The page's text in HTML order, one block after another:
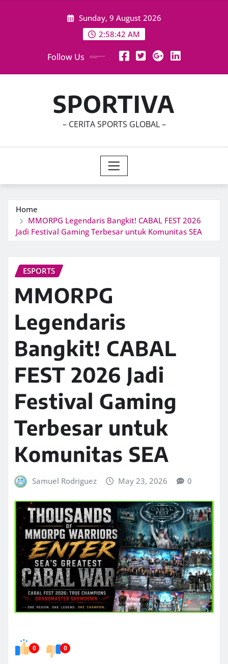
Sunday, 9 August 2026
2:58:43 AM
Follow Us
SPORTIVA
– CERITA SPORTS GLOBAL –
Home
MMORPG Legendaris Bangkit! CABAL FEST 2026
Jadi Festival Gaming Terbesar untuk Komunitas SEA
ESPORTS
MMORPG
Legendaris
Bangkit! CABAL
FEST 2026 Jadi
Festival Gaming
Terbesar untuk
Komunitas SEA
Samuel Rodriguez May 23, 2026 0
0 0